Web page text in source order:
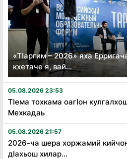
«Тӏаргим – 2026» яха
кхетаче я, вай...
05.08.2026 23:53
Тӏема тохкама оагӏон
Мехкадаь
05.08.2026 21:57
2026-ча шера хоржамий
дӏахьош хилар...